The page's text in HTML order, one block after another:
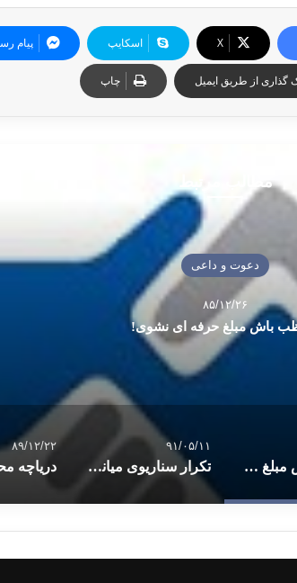
X اسکایپ پیام
گذاری از طریق ایمیل چاپ
مطالب مرتبط
دعوت و داعی
۸۵/۱۲/۲۶
باش مبلغ حرفه ای نشوی!
مواظب باش مبلغ حرفه ای نشوی!
۹۱/۰۵/۱۱
تکرار سناریوی میانمار علیه مسلمانان در هند
۸۹/۱۲/۲۲